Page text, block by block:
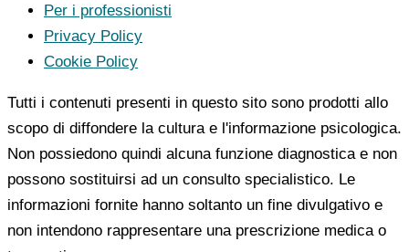
Per i professionisti
Privacy Policy
Cookie Policy
Tutti i contenuti presenti in questo sito sono prodotti allo
scopo di diffondere la cultura e l'informazione psicologica.
Non possiedono quindi alcuna funzione diagnostica e non
possono sostituirsi ad un consulto specialistico. Le
informazioni fornite hanno soltanto un fine divulgativo e
non intendono rappresentare una prescrizione medica o